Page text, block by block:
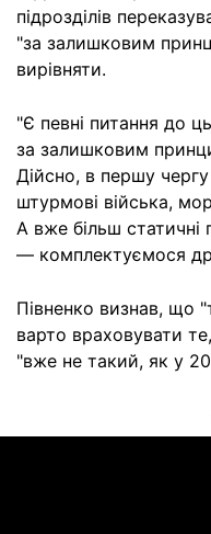
підрозділів
"за залишковим
вирівняти.
"Є певні питання до
за залишковим
Дійсно, в першу
штурмові війська,
А вже більш статичні
— комплектуємося
Півненко визнав, що
варто враховувати
"вже не такий, як у